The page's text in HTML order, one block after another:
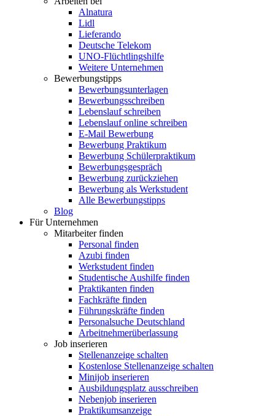
Alnatura
Lidl
Lieferando
Deutsche Telekom
UNO-Flüchtlingshilfe
Weitere Unternehmen
Bewerbungstipps
Bewerbungsunterlagen
Bewerbungsschreiben
Lebenslauf schreiben
Lebenslauf online schreiben
E-Mail Bewerbung
Bewerbung Praktikum
Bewerbung Schülerpraktikum
Bewerbungsgespräch
Bewerbung zurückziehen
Bewerbung als Werkstudent
Alle Bewerbungstipps
Blog
Für Unternehmen
Mitarbeiter finden
Personal finden
Azubi finden
Werkstudent finden
Studentische Aushilfe finden
Praktikanten finden
Fachkräfte finden
Führungskräfte finden
Personalsuche Deutschland
Arbeitnehmerüberlassung
Job inserieren
Stellenanzeige schalten
Kostenlose Stellenanzeige schalten
Minijob inserieren
Ausbildungsplatz ausschreiben
Nebenjob inserieren
Praktikumsanzeige